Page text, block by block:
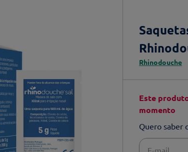
Rhinodouche
Este
momento
Quero saber